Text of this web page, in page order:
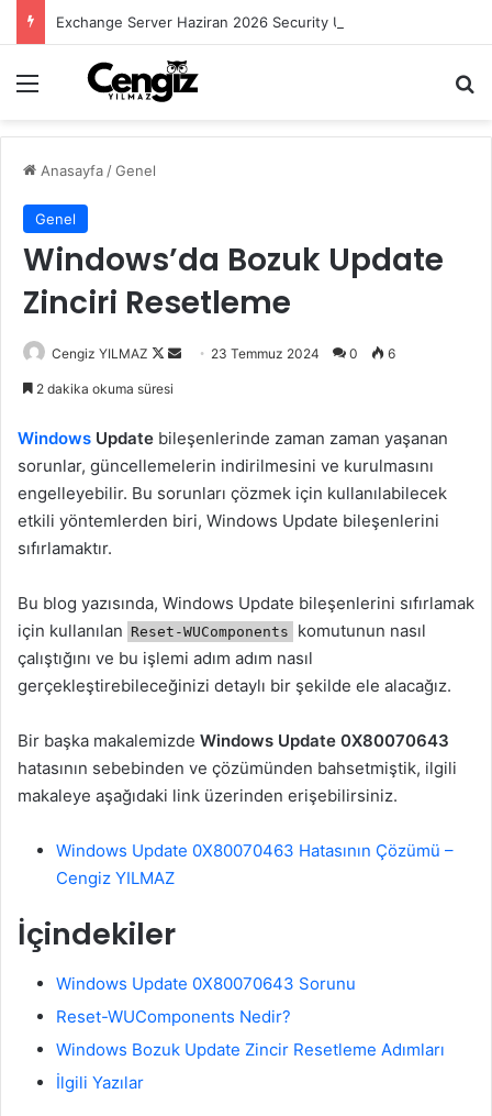
Menü
Anasayfa /Genel
Genel
Windows’da Bozuk Update
Zinciri Resetleme
Cengiz YILMAZ
Follow
Bir
göndermek
23 Temmuz 2024 0 6
2 dakika okuma süresi
Windows Update bileşenlerinde zaman zaman yaşanan
sorunlar, güncellemelerin indirilmesini ve kurulmasını
engelleyebilir. Bu sorunları çözmek için kullanılabilecek
etkili yöntemlerden biri, Windows Update bileşenlerini
sıfırlamaktır.
Bu blog yazısında, Windows Update bileşenlerini sıfırlamak
için kullanılan Reset-WUComponents
komutunun nasıl
çalıştığını ve bu işlemi adım adım nasıl
gerçekleştirebileceğinizi detaylı bir şekilde ele alacağız.
Bir başka makalemizde Windows Update 0X80070643
hatasının sebebinden ve çözümünden bahsetmiştik, ilgili
makaleye aşağıdaki link üzerinden erişebilirsiniz.
Windows Update 0X80070463 Hatasının Çözümü –
Cengiz YILMAZ
İçindekiler
Windows Update 0X80070643 Sorunu
Reset-WUComponents Nedir?
Windows Bozuk Update Zincir Resetleme Adımları
İlgili Yazılar